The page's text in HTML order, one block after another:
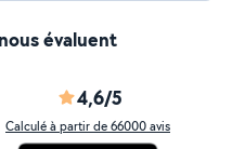
évaluent
4,6/5
Calculé à partir de 66000 avis